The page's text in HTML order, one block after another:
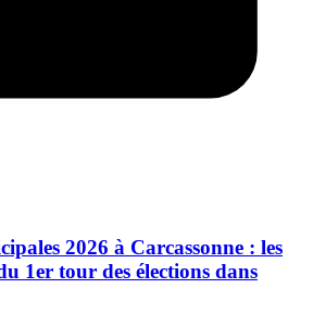
2026 à Carcassonne : les
1er tour des élections dans